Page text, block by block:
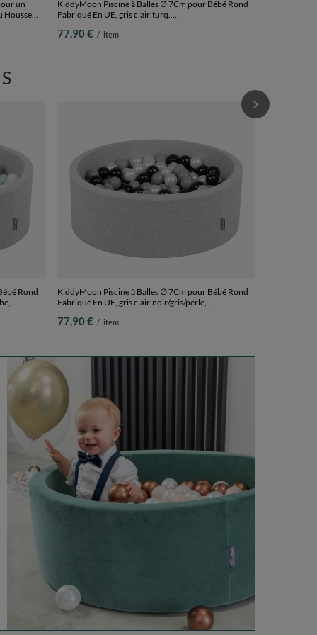
un
Housse
KiddyMoon Piscine à Balles ∅ 7Cm pour Bébé Rond
Fabriqué En UE, gris clair:turq.
77,90 € / item
Rond
KiddyMoon Piscine à Balles ∅ 7Cm pour Bébé Rond
Fabriqué En UE, gris clair:noir/gris/perle,
77,90 € / item
KiddyMoon